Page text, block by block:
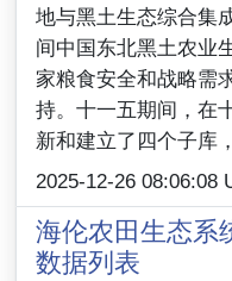
地与黑土生态综合集
间中国东北黑土农业
家粮食安全和战略需
持。十一五期间，在
新和建立了四个子库
2025-12-26 08:06:08
海伦农田生态系
数据列表